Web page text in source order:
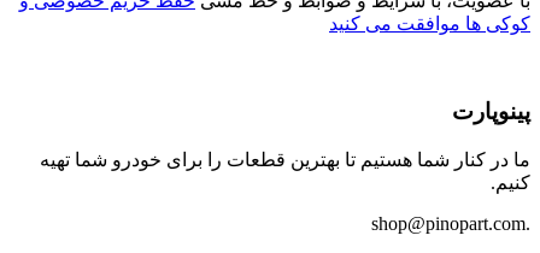
کوکی ها موافقت می کنید
پینوپارت
ما در کنار شما هستیم تا بهترین قطعات را برای خودرو شما تهیه
کنیم.
.shop@pinopart.com